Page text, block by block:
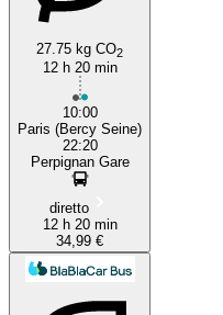
27.75 kg CO2
12 h 20 min
10:00
Paris (Bercy Seine)
22:20
Perpignan Gare
diretto
12 h 20 min
34,99 €